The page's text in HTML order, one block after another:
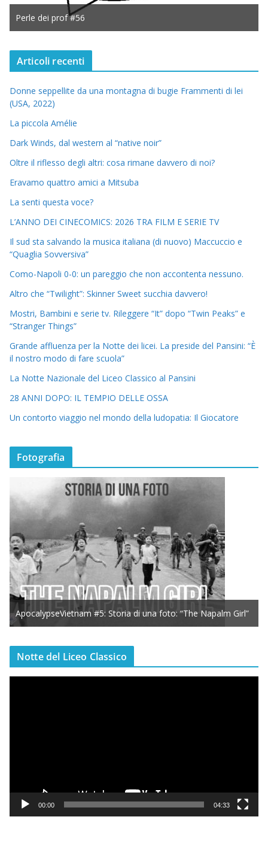
Perle dei prof #56
Articoli recenti
Donne seppellite da una montagna di bugie Frammenti di lei
(USA, 2022)
La piccola Amélie
Dark Winds, dal western al “native noir”
Oltre il riflesso degli altri: cosa rimane davvero di noi?
Eravamo quattro amici a Mitsuba
La senti questa voce?
L’ANNO DEI CINECOMICS: 2026 TRA FILM E SERIE TV
Il sud sta salvando la musica italiana (di nuovo) Maccuccio e
“Quaglia Sovversiva”
Como-Napoli 0-0: un pareggio che non accontenta nessuno.
Altro che “Twilight”: Skinner Sweet succhia davvero!
Mostri, Bambini e serie tv. Rileggere “It” dopo “Twin Peaks” e
“Stranger Things”
Grande affluenza per la Notte dei licei. La preside del Pansini: “È
il nostro modo di fare scuola”
La Notte Nazionale del Liceo Classico al Pansini
28 ANNI DOPO: IL TEMPIO DELLE OSSA
Un contorto viaggio nel mondo della ludopatia: Il Giocatore
Fotografia
ApocalypseVietnam #5: Storia di una foto: “The Napalm Girl”
Notte del Liceo Classico
e
00:00 04:33